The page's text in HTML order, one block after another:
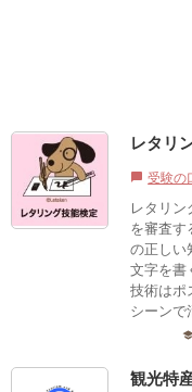
レタリ
chat_bubble 受験の
レタリン
を審査す
の正しい
文字を書
技術はポ
シーンで
観光特